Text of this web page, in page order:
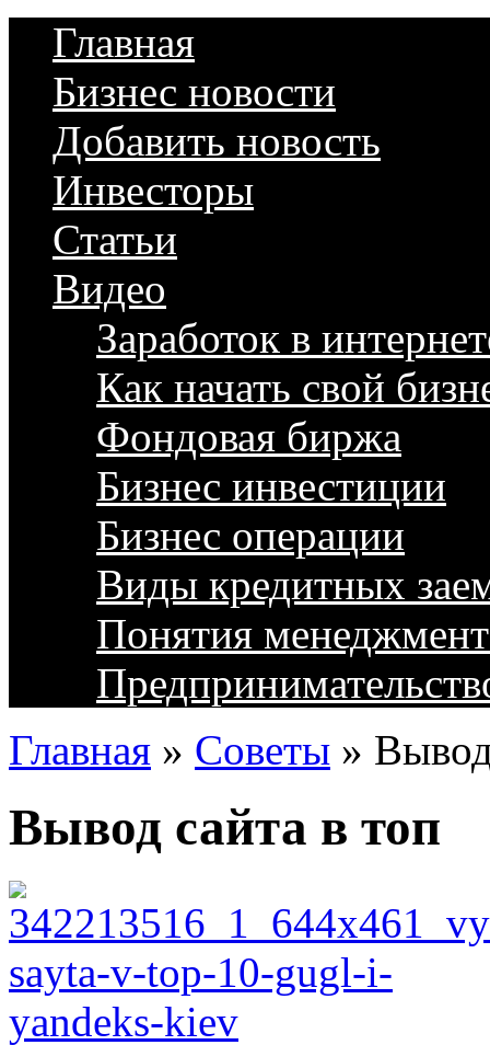
Главная
Бизнес новости
Добавить новость
Инвесторы
Статьи
Видео
Заработок в
Как начать свой
Фондовая биржа
Бизнес инвестиции
Бизнес операции
Виды кредитных
Понятия
Главная » Советы »
Вывод сайта в топ